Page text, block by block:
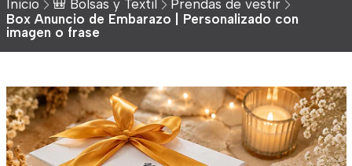
Inicio 🎒 Bolsas y Textil
Prendas de vestir
Box Anuncio de Embarazo | Personalizado con
imagen o frase